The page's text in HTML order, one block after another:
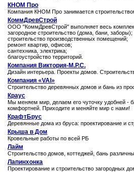
КНОМ Про
Компания КНОМ Про занимается
КоммДревСтрой
ООО "КоммДревСтрой" выполняет весь
загородное строительство (дома, бани, заборы);
строительство производственных помещений;
ремонт квартир, офисов;
сантехника, электрика;
благоустройство территорий.
Компания Виктория-М.Р.С.
Дизайн интерьера. Проекты домов.
Компания «VAI»
Строительство деревянных домов и бань из
Краус
Мы меняем мир, делаем его чуточку удобней -
комфортней. Приходите и меняйте мир с нами!
КрафтБрус
Деревянные дома из бруса: проектирование и
Крыша в Дом
Кровельные работы по всей РБ
Лайм
Строительство домов, коттеджей, бань
Лапинхонка
Проектирование и строительство загородных